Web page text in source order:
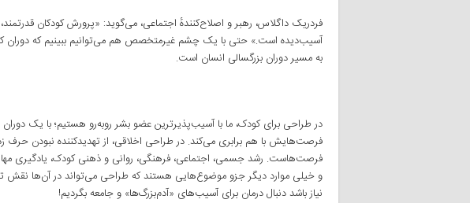
فردریک داگلاس، رهبر و اصلاح‌کنندهٔ اجتماعی، می‌گوید: «پرورش کودکان قدرتمند،
آسیب‌دیده است.» حتی با یک چشم غیرمتخصص هم می‌توانیم ببینیم که دوران
به مسیر دوران بزرگسالی انسان است.
در طراحی برای کودک، ما با آسیب‌پذیرترین عضو بشر روبه‌رو هستیم؛ با یک
فرصت‌هایش با هم برابری می‌کند. در طراحی اخلاقی، از تهدیدکننده نبودن
فرصت‌هاست. رشد جسمی، اجتماعی، فرهنگی، روانی و ذهنی کودک، یادگیری
و خیلی موارد دیگر جزو موضوع‌هایی هستند که طراحی می‌تواند در آن‌ها نقش
نیاز باشد دنبال درمان برای آسیب‌های «آدم‌بزرگ‌ها» و جامعه بگردیم!